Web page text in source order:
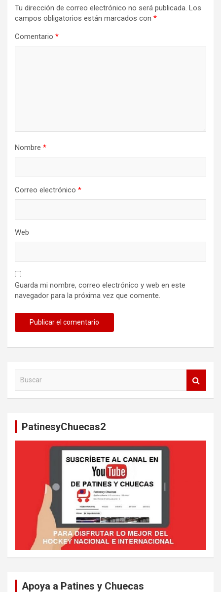
Tu dirección de correo electrónico no será publicada. Los
campos obligatorios están marcados con *
Comentario *
Nombre *
Correo electrónico *
Web
Guarda mi nombre, correo electrónico y web en este
navegador para la próxima vez que comente.
PatinesyChuecas2
Apoya a Patines y Chuecas